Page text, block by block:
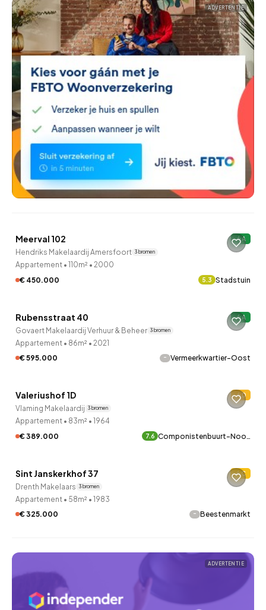
ADVERTENTIE
Meerval 102 A
Hendriks Makelaardij Amersfoort 3 bronnen
Appartement • 110m² • 2000
€ 450.000
5.3 Stadstuin
Rubensstraat 40 A
Govaert Makelaardij Verhuur & Beheer 3 bronnen
Appartement • 86m² • 2021
€ 595.000
- Vermeerkwartier-Oost
Valeriushof 1D D
Vlaming Makelaardij 3 bronnen
Appartement • 83m² • 1964
€ 389.000
7.6 Componistenbuurt-Noo…
Sint Janskerkhof 37 C
Drenth Makelaars 3 bronnen
Appartement • 58m² • 1983
€ 325.000
- Beestenmarkt
ADVERTENTIE